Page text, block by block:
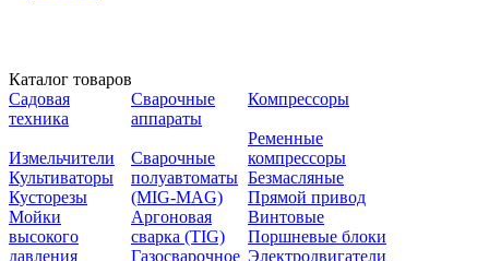
Каталог товаров
Садовая
техника
Измельчители
Культиваторы
Кусторезы
Мойки
высокого
давления
Сварочные
аппараты
Сварочные
полуавтоматы
(MIG-MAG)
Аргоновая
сварка (TIG)
Газосварочное
Компрессоры
Ременные
компрессоры
Безмасляные
Прямой привод
Винтовые
Поршневые блоки
Электродвигатели